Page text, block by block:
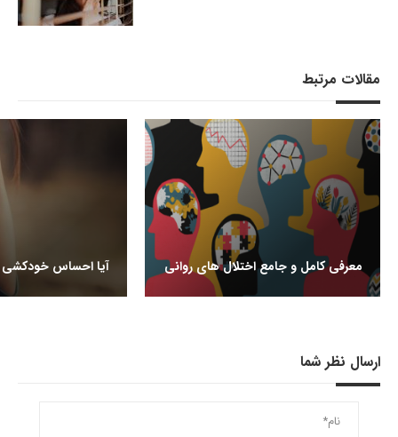
مقالات مرتبط
معرفی کامل و جامع اختلال های روانی آیا احساس خودکشی
ارسال نظر شما